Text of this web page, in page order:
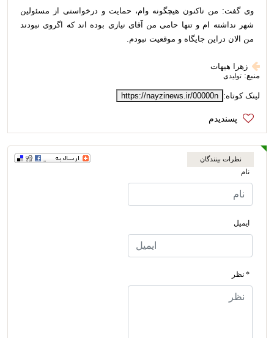
وی گفت: من تاکنون هیچگونه وام، حمایت و درخواستی از مسئولین
شهر نداشته ام و تنها حامی من آقای نیازی بوده اند که اگروی نبودند
من الان دراین جایگاه و موقعیت نبودم.
زهرا هیهات
منبع: تولیدی
لینک کوتاه: https://nayzinews.ir/00000n
نظرات بینندگان
نام
ایمیل
* نظر